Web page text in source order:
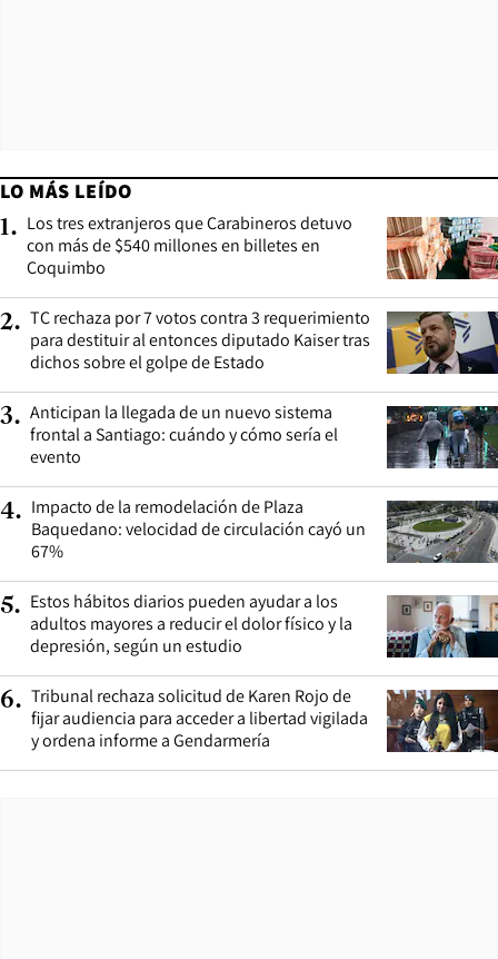
LO MÁS LEÍDO
1. Los tres extranjeros que Carabineros detuvo
con más de $540 millones en billetes en
Coquimbo
2. TC rechaza por 7 votos contra 3 requerimiento
para destituir al entonces diputado Kaiser tras
dichos sobre el golpe de Estado
3. Anticipan la llegada de un nuevo sistema
frontal a Santiago: cuándo y cómo sería el
evento
4. Impacto de la remodelación de Plaza
Baquedano: velocidad de circulación cayó un
67%
5. Estos hábitos diarios pueden ayudar a los
adultos mayores a reducir el dolor físico y la
depresión, según un estudio
6. Tribunal rechaza solicitud de Karen Rojo de
fijar audiencia para acceder a libertad vigilada
y ordena informe a Gendarmería